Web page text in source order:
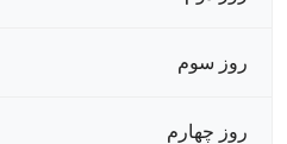
روز سوم
روز چهارم